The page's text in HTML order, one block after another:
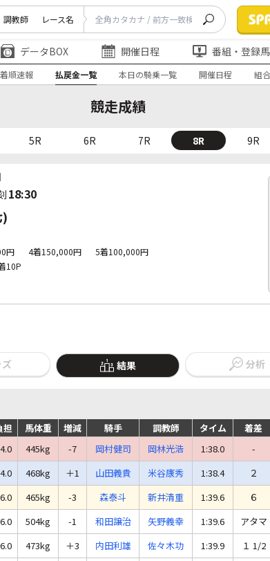
調教師 レース名
データBOX 開催日程 番組・登録馬
着順速報 払戻金一覧 本日の騎乗一覧 開催日程 組
競走成績
5R 6R 7R 8R 9R
18:30
円 4着150,000円
5着100,000円
10P
結果 分析
担 馬体重 増減 騎手 調教師 タイム 着差
445kg -7 岡村健司 岡林光浩 1:38.0 -
468kg ＋1 山田義貴 米谷康秀 1:38.4 ２
465kg -3 森泰斗 新井清重 1:39.6 ６
504kg -1 和田譲治 矢野義幸 1:39.6 アタマ
473kg ＋3 内田利雄 佐々木功 1:39.9 １ 1/2